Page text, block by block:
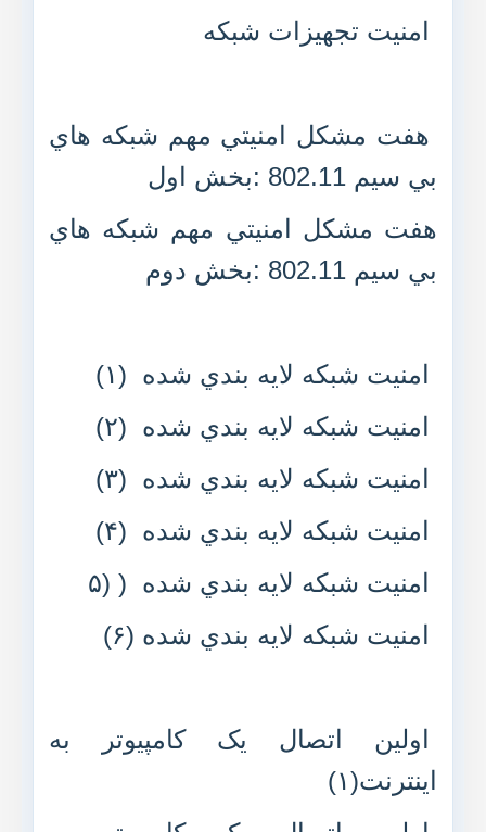
امنيت تجهيزات شبکه
هفت مشکل امنيتي مهم شبکه هاي
بي سيم 802.11 :‌بخش اول
هفت مشکل امنيتي مهم شبکه هاي
بي سيم 802.11 :‌بخش دوم
امنيت شبکه لايه بندي شده (۱)
امنيت شبکه لايه بندي شده (۲)
امنيت شبکه لايه بندي شده (۳)
امنيت شبکه لايه بندي شده (۴)
امنيت شبکه لايه بندي شده ( (۵
امنيت شبکه لايه بندي شده (۶)
اولين اتصال يک کامپيوتر به
اينترنت(۱)